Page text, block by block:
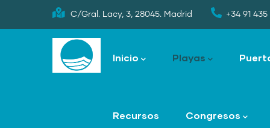
to
C/Gral. Lacy, 3, 28045. Madrid +34 91 435
navigation
Inicio Playas
Recursos Congresos